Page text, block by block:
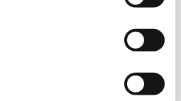
Dekal med Jämthund
3D-variant med Jämthund som
har en klisterbaksida för
montering på bilruta m.m.
Lägg